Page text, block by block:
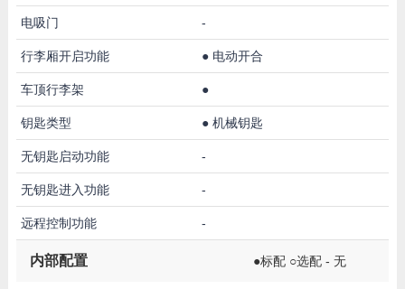
电吸门 -
行李厢开启功能 ● 电动开合
车顶行李架 ●
钥匙类型 ● 机械钥匙
无钥匙启动功能 -
无钥匙进入功能 -
远程控制功能 -
内部配置 ●标配 ○选配 - 无